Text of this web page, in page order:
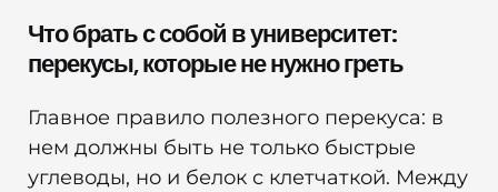
Что брать с собой в университет:
перекусы, которые не нужно греть
Главное правило полезного перекуса: в
нем должны быть не только быстрые
углеводы, но и белок с клетчаткой. Между